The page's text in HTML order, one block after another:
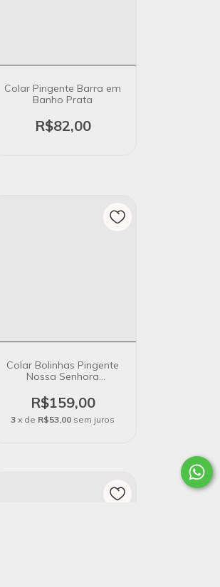
Colar Pingente Barra em
Banho Prata
R$82,00
Colar Bolinhas Pingente
Nossa Senhora
Ouro 18k
R$159,00
3 x de R$53,00 sem juros